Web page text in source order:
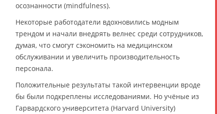
осознанности (mindfulness).
Некоторые работодатели вдохновились модным
трендом и начали внедрять велнес среди сотрудников,
думая, что смогут сэкономить на медицинском
обслуживании и увеличить производительность
персонала.
Положительные результаты такой интервенции вроде
бы были подкреплены исследованиями. Но учёные из
Гарвардского университета (Harvard University)